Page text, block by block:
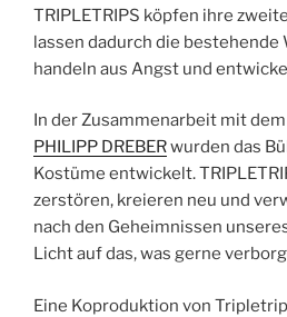
TRIPLETRIPS köpfen ihre
lassen dadurch die bestehende
handeln aus Angst und
In der Zusammenarbeit mit
PHILIPP DREBERwurden das
Kostüme entwickelt.
zerstören, kreieren neu und
nach den Geheimnissen
Licht auf das, was gerne
Eine Koproduktion von